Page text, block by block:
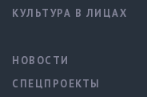
КУЛЬТУРА В ЛИЦАХ
НОВОСТИ
СПЕЦПРОЕКТЫ